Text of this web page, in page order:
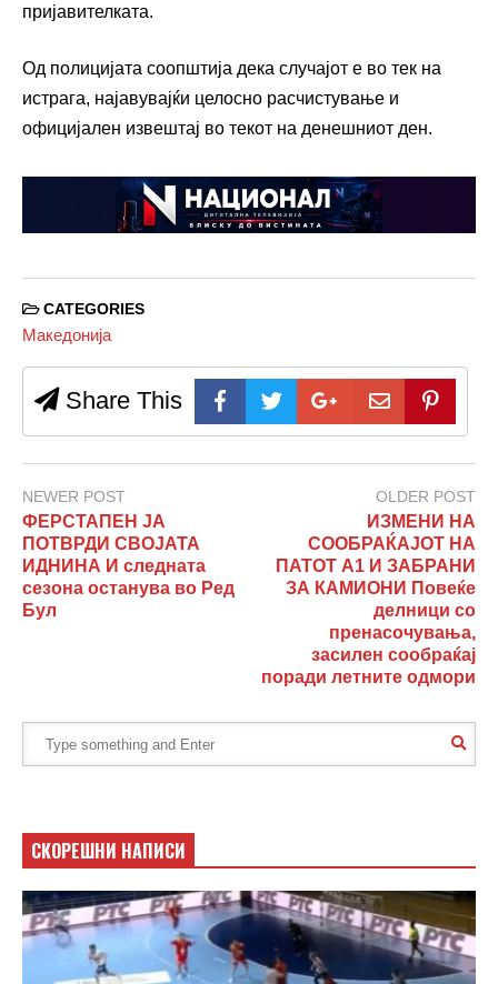
пријавителката.
Од полицијата соопштија дека случајот е во тек на
истрага, најавувајќи целосно расчистување и
официјален извештај во текот на денешниот ден.
CATEGORIES
Македонија
Share This
NEWER POST
ФЕРСТАПЕН ЈА
ПОТВРДИ СВОЈАТА
ИДНИНА И следната
сезона останува во Ред
Бул
OLDER POST
ИЗМЕНИ НА
СООБРАЌАЈОТ НА
ПАТОТ А1 И ЗАБРАНИ
ЗА КАМИОНИ Повеќе
делници со
пренасочувања,
засилен сообраќај
поради летните одмори
СКОРЕШНИ НАПИСИ